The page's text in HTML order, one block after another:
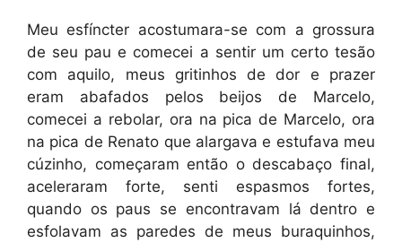
Meu esfíncter acostumara-se com a grossura
de seu pau e comecei a sentir um certo tesão
com aquilo, meus gritinhos de dor e prazer
eram abafados pelos beijos de Marcelo,
comecei a rebolar, ora na pica de Marcelo, ora
na pica de Renato que alargava e estufava meu
cúzinho, começaram então o descabaço final,
aceleraram forte, senti espasmos fortes,
quando os paus se encontravam lá dentro e
esfolavam as paredes de meus buraquinhos,